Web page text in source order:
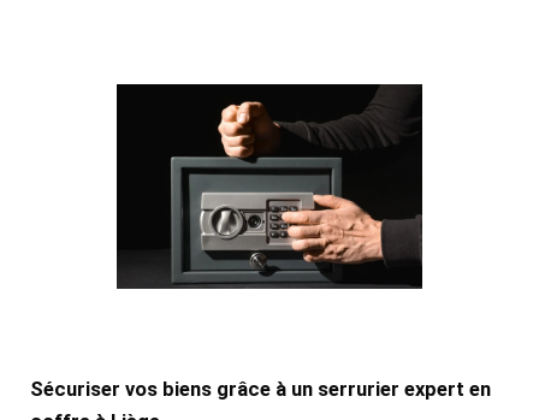
Sécuriser vos biens grâce à un serrurier expert en